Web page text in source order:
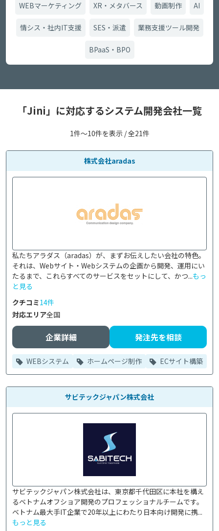
WEBマーケティング XR・メタバース 動画制作 AI
情シス・社内IT支援 SES・派遣 業務支援ツール開発
BPaaS・BPO
「Jini」に対応するシステム開発会社一覧
1件〜10件を表示 / 全21件
株式会社aradas
私たちアラダス（aradas）が、まずお伝えしたい会社の特色。
それは、Webサイト・Webシステムの企画から開発、運用にい
たるまで、これらすべてのサービスをセットにして、かつ...もっ
と見る
クチコミ14件
対応エリア全国
企業詳細 発注先を相談
WEBシステム ホームページ制作 ECサイト構築
サビテックジャパン株式会社
サビテックジャパン株式会社は、東京都千代田区に本社を構え
るベトナムオフショア開発のプロフェッショナルチームです。
ベトナム最大手IT企業で20年以上にわたり日本向け開発に携...
もっと見る